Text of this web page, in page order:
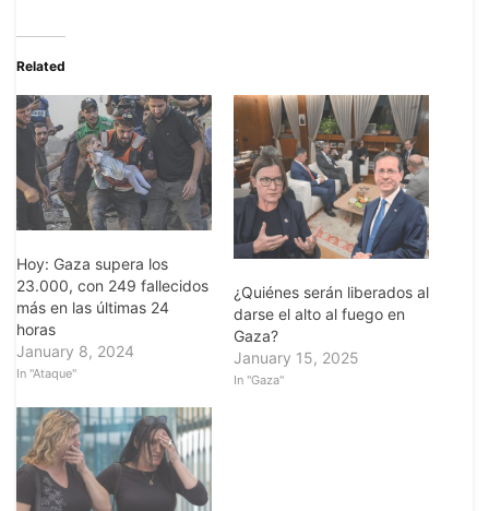
Related
Hoy: Gaza supera los
23.000, con 249 fallecidos
más en las últimas 24
horas
January 8, 2024
In "Ataque"
¿Quiénes serán liberados al
darse el alto al fuego en
Gaza?
January 15, 2025
In "Gaza"